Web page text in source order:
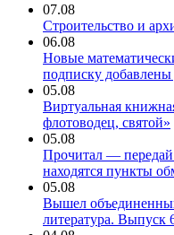
07.08
Строительство и
06.08
Новые
подписку
05.08
Виртуальная
флотоводец, святой»
05.08
Прочитал — передай
находятся пункты
05.08
Вышел
литература. Выпуск